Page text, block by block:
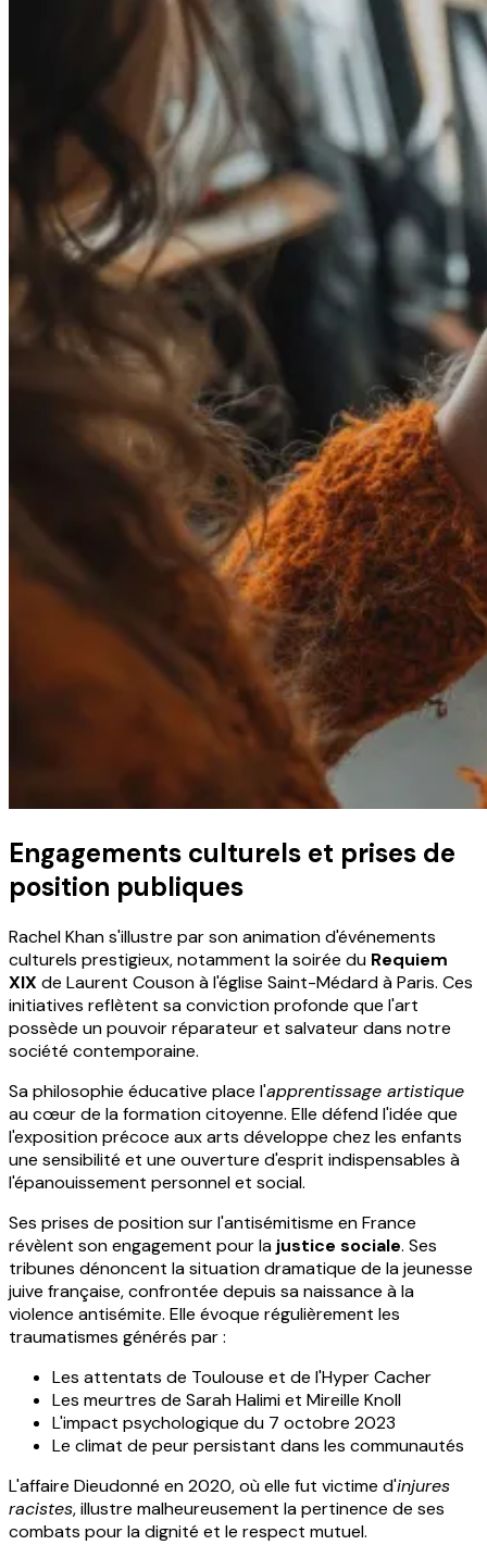
Engagements culturels et prises de
position publiques
Rachel Khan s'illustre par son animation d'événements
culturels prestigieux, notamment la soirée du Requiem
XIX de Laurent Couson à l'église Saint-Médard à Paris. Ces
initiatives reflètent sa conviction profonde que l'art
possède un pouvoir réparateur et salvateur dans notre
société contemporaine.
Sa philosophie éducative place l'apprentissage artistique
au cœur de la formation citoyenne. Elle défend l'idée que
l'exposition précoce aux arts développe chez les enfants
une sensibilité et une ouverture d'esprit indispensables à
l'épanouissement personnel et social.
Ses prises de position sur l'antisémitisme en France
révèlent son engagement pour la justice sociale. Ses
tribunes dénoncent la situation dramatique de la jeunesse
juive française, confrontée depuis sa naissance à la
violence antisémite. Elle évoque régulièrement les
traumatismes générés par :
Les attentats de Toulouse et de l'Hyper Cacher
Les meurtres de Sarah Halimi et Mireille Knoll
L'impact psychologique du 7 octobre 2023
Le climat de peur persistant dans les communautés
L'affaire Dieudonné en 2020, où elle fut victime d'injures
racistes, illustre malheureusement la pertinence de ses
combats pour la dignité et le respect mutuel.